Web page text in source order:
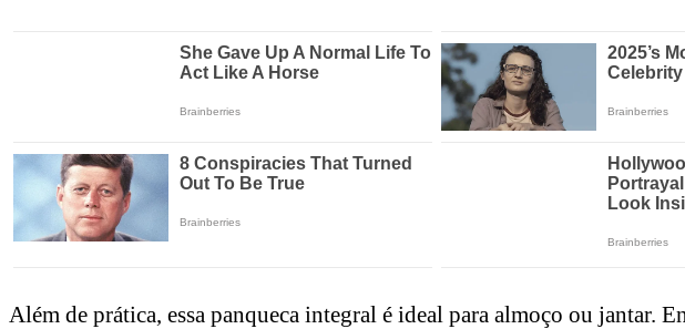
Além de prática, essa panqueca integral é ideal para almoço ou jantar.